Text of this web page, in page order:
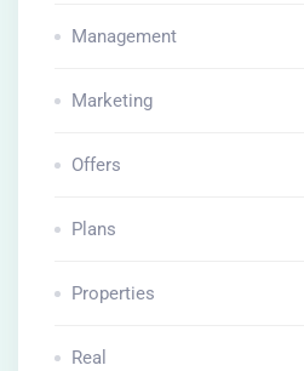
Management
Marketing
Offers
Plans
Properties
Real